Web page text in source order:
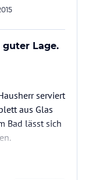
Lage.
serviert
aus Glas
Bad lässt sich